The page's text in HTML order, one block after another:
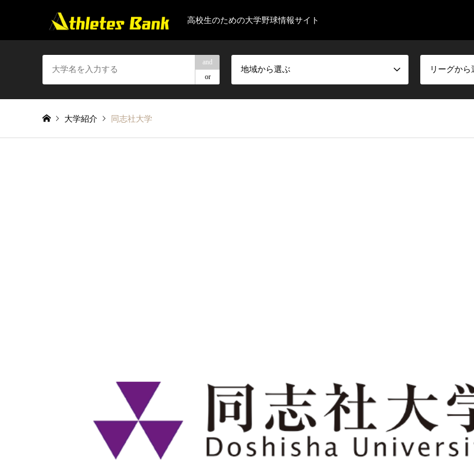
高校生のための大学野球情報サイト
and
or
地域から選ぶ リーグから
大学紹介 同志社大学